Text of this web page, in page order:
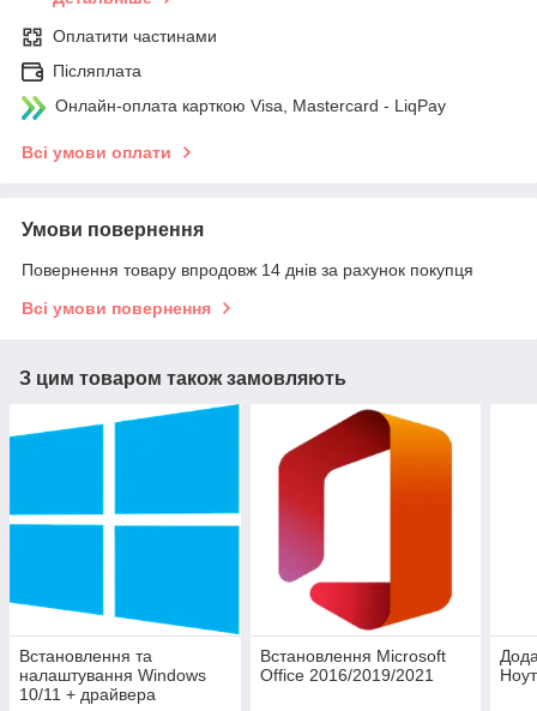
Оплатити частинами
Післяплата
Онлайн-оплата карткою Visa, Mastercard - LiqPay
Всі умови оплати
Умови повернення
Повернення товару впродовж 14 днів за рахунок покупця
Всі умови повернення
З цим товаром також замовляють
Встановлення та
налаштування Windows
10/11 + драйвера
Встановлення Microsoft
Office 2016/2019/2021